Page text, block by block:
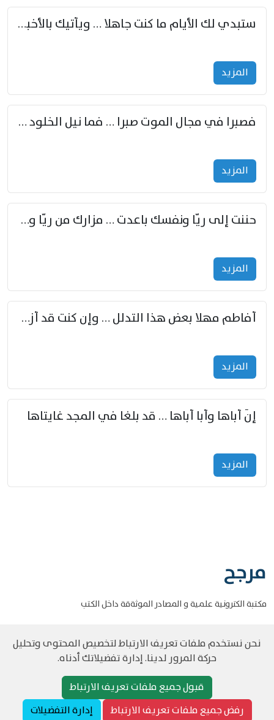
ستبدي لك الأيام ما كنت جاهلا … ويأتيك بالأخبار من لم تزوّد
المزید
فصبرا في مجال الموت صبرا … فما نيل الخلود بمستطاع
المزید
حننت إلى ريّا ونفسك باعدت … مزارك من ريّا وشعباكما معا
المزید
أفاطم مهلا بعض هذا التدلل … وإن كنت قد أزمعت صرمي فأجملي
المزید
إنّ أباها وأبا أباها … قد بلغا في المجد غايتاها
المزید
مرجح
مكتبة الكترونية علمية و المصادر الموثةقة داخل الكتب
حقوق الطبع والنشر مرجح جميع الحقوق محفوظةسياسة و الخصوصية
نحن نستخدم ملفات تعريف الارتباط لتخصيص المحتوى وتحليل
حركة المرور لدينا. إدارة تفضيلاتك أدناه.
قبول جميع ملفات تعريف الارتباط
رفض جميع ملفات تعريف الارتباط
إدارة التفضيلات